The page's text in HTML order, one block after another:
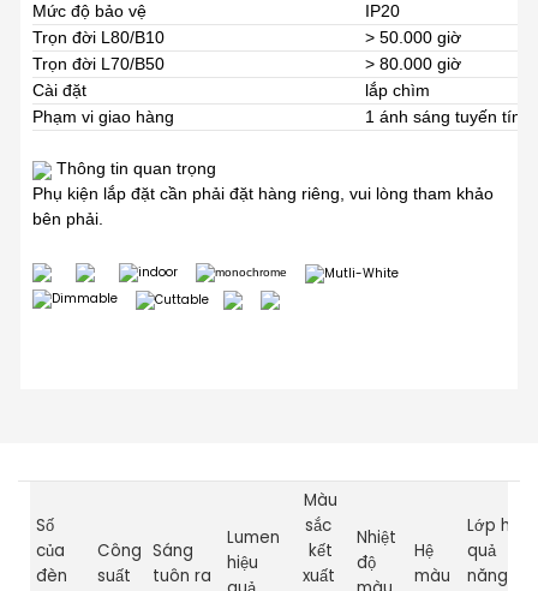
Mức độ bảo vệ
IP20
Trọn đời L80/B10
> 50.000 giờ
Trọn đời L70/B50
> 80.000 giờ
Cài đặt
lắp chìm
Phạm vi giao hàng
1 ánh sáng tuyến tính
Thông tin quan trọng
Phụ kiện lắp đặt cần phải đặt hàng riêng, vui lòng tham khảo
bên phải.
Số
của
đèn
Công
suất
Sáng
tuôn ra
Lumen
hiệu
Màu
sắc
kết
xuất
Nhiệt
độ
Hệ
màu
Lớp hiệu
quả
năng